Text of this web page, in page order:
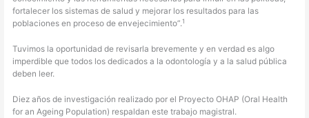
fortalecer los sistemas de salud y mejorar los resultados para las
poblaciones en proceso de envejecimiento”.1
Tuvimos la oportunidad de revisarla brevemente y en verdad es algo
imperdible que todos los dedicados a la odontología y a la salud pública
deben leer.
Diez años de investigación realizado por el Proyecto OHAP (Oral Health
for an Ageing Population) respaldan este trabajo magistral.